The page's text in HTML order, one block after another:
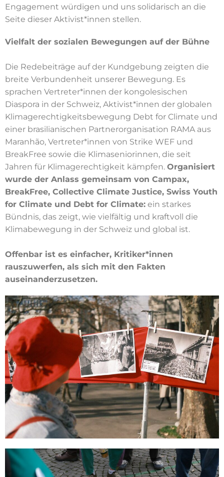
Engagement würdigen und uns solidarisch an die
Seite dieser Aktivist*innen stellen.
Vielfalt der sozialen Bewegungen auf der Bühne
Die Redebeiträge auf der Kundgebung zeigten die
breite Verbundenheit unserer Bewegung. Es
sprachen Vertreter*innen der kongolesischen
Diaspora in der Schweiz, Aktivist*innen der globalen
Klimagerechtigkeitsbewegung Debt for Climate und
einer brasilianischen Partnerorganisation RAMA aus
Maranhão, Vertreter*innen von Strike WEF und
BreakFree sowie die Klimaseniorinnen, die seit
Jahren für Klimagerechtigkeit kämpfen. Organisiert
wurde der Anlass gemeinsam von Campax,
BreakFree, Collective Climate Justice, Swiss Youth
for Climate und Debt for Climate: ein starkes
Bündnis, das zeigt, wie vielfältig und kraftvoll die
Klimabewegung in der Schweiz und global ist.
Offenbar ist es einfacher, Kritiker*innen
rauszuwerfen, als sich mit den Fakten
auseinanderzusetzen.